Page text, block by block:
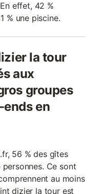
effet, 42 %
% une piscine.
la tour
aux
groupes
en
56 % des gîtes
Ce sont
au moins
dizier la tour est